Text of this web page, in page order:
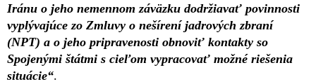
Iránu o jeho nemennom záväzku dodržiavať povinnosti
vyplývajúce zo Zmluvy o nešírení jadrových zbraní
(NPT) a o jeho pripravenosti obnoviť kontakty so
Spojenými štátmi s cieľom vypracovať možné riešenia
situácie“.